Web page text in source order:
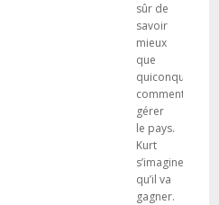
sûr de
savoir
mieux
que
quiconque
comment
gérer
le pays.
Kurt
s’imagine
qu’il va
gagner.